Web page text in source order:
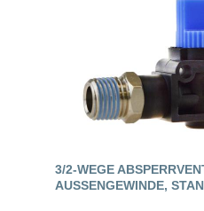
3/2-WEGE
AUSSENGEWINDE,